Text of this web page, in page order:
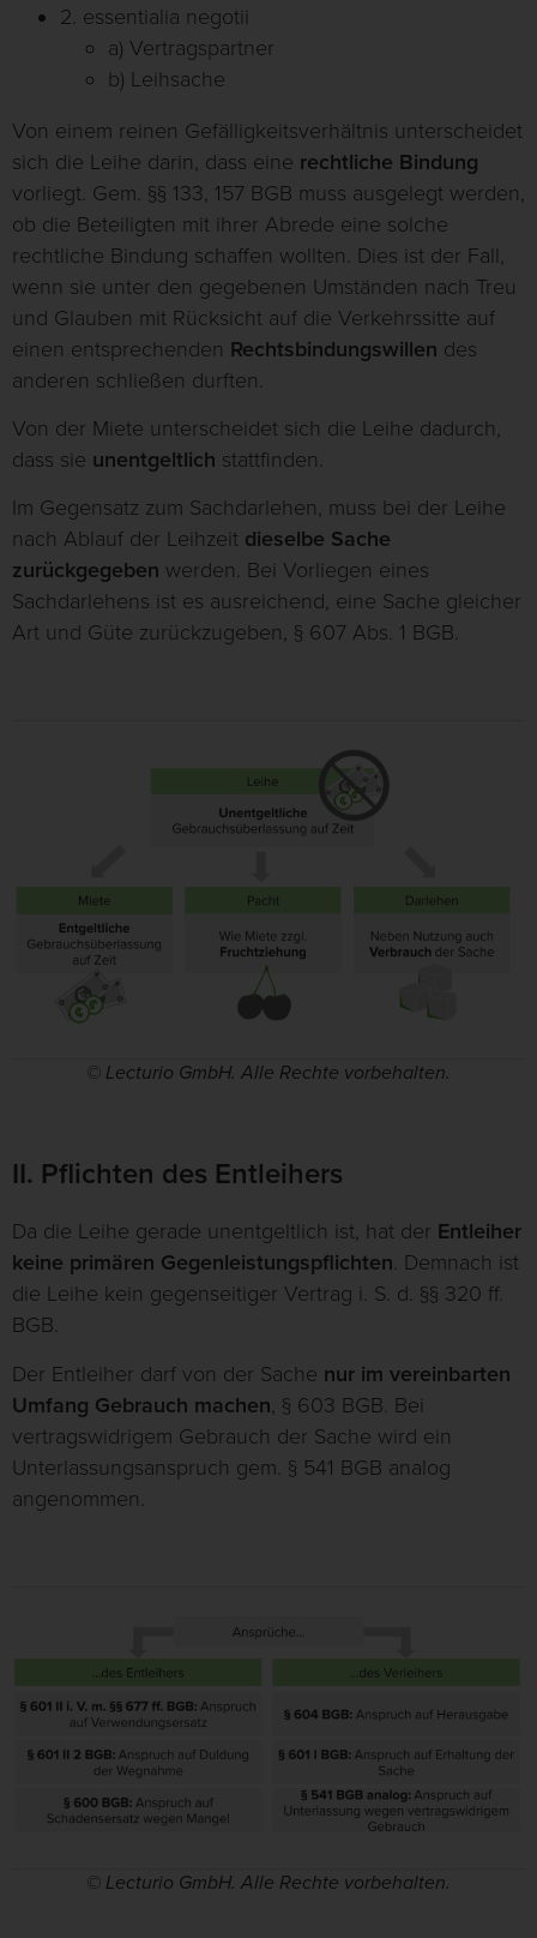
2. essentialia negotii
a) Vertragspartner
b) Leihsache
Von einem reinen Gefälligkeitsverhältnis unterscheidet
sich die Leihe darin, dass eine rechtliche Bindung
vorliegt. Gem. §§ 133, 157 BGB muss ausgelegt werden,
ob die Beteiligten mit ihrer Abrede eine solche
rechtliche Bindung schaffen wollten. Dies ist der Fall,
wenn sie unter den gegebenen Umständen nach Treu
und Glauben mit Rücksicht auf die Verkehrssitte auf
einen entsprechenden Rechtsbindungswillen des
anderen schließen durften.
Von der Miete unterscheidet sich die Leihe dadurch,
dass sie unentgeltlich stattfinden.
Im Gegensatz zum Sachdarlehen, muss bei der Leihe
nach Ablauf der Leihzeit dieselbe Sache
zurückgegeben werden. Bei Vorliegen eines
Sachdarlehens ist es ausreichend, eine Sache gleicher
Art und Güte zurückzugeben, § 607 Abs. 1 BGB.
© Lecturio GmbH. Alle Rechte vorbehalten.
II. Pflichten des Entleihers
Da die Leihe gerade unentgeltlich ist, hat der Entleiher
keine primären Gegenleistungspflichten. Demnach ist
die Leihe kein gegenseitiger Vertrag i. S. d. §§ 320 ff.
BGB.
Der Entleiher darf von der Sache nur im vereinbarten
Umfang Gebrauch machen, § 603 BGB. Bei
vertragswidrigem Gebrauch der Sache wird ein
Unterlassungsanspruch gem. § 541 BGB analog
angenommen.
© Lecturio GmbH. Alle Rechte vorbehalten.